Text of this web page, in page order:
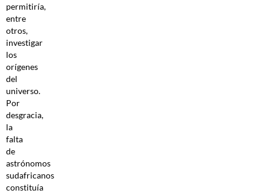
permitiría,
entre
otros,
investigar
los
orígenes
del
universo.
Por
desgracia,
la
falta
de
astrónomos
sudafricanos
constituía